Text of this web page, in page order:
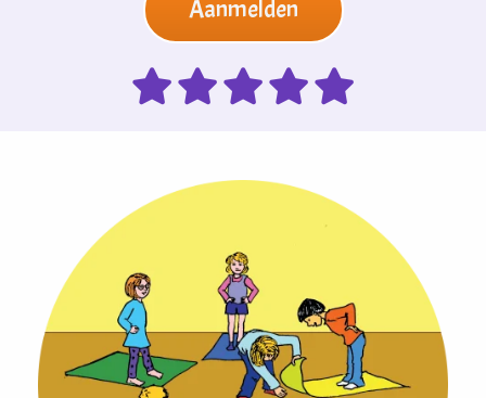
Aanmelden